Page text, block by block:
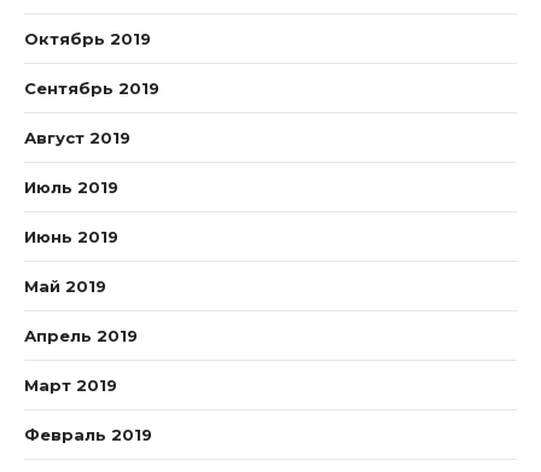
Октябрь 2019
Сентябрь 2019
Август 2019
Июль 2019
Июнь 2019
Май 2019
Апрель 2019
Март 2019
Февраль 2019